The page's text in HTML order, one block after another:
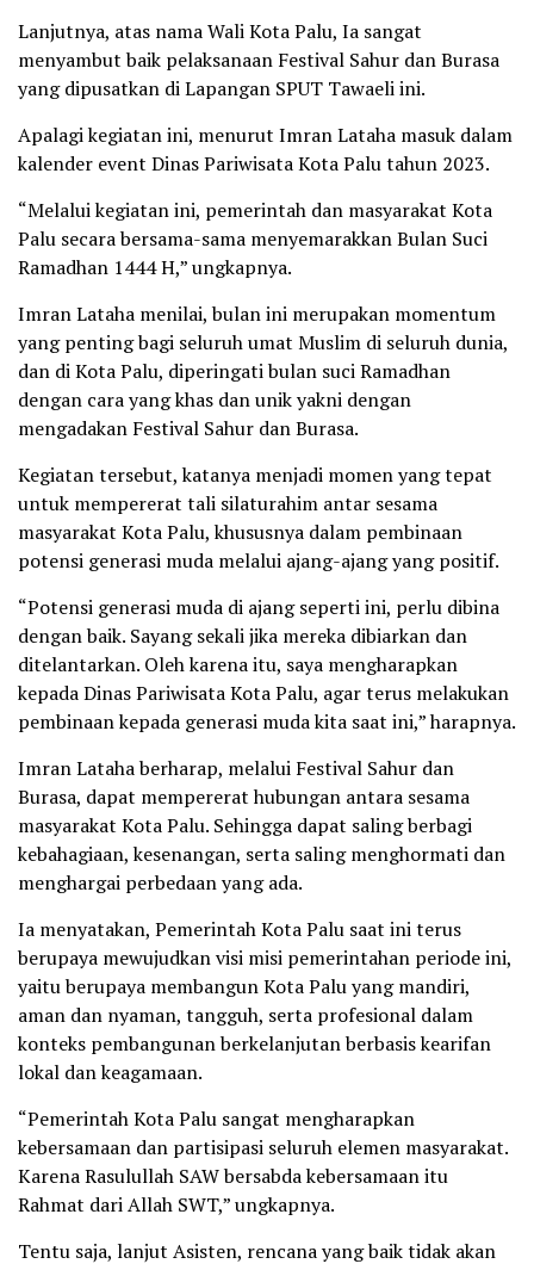
Lanjutnya, atas nama Wali Kota Palu, Ia sangat
menyambut baik pelaksanaan Festival Sahur dan Burasa
yang dipusatkan di Lapangan SPUT Tawaeli ini.
Apalagi kegiatan ini, menurut Imran Lataha masuk dalam
kalender event Dinas Pariwisata Kota Palu tahun 2023.
“Melalui kegiatan ini, pemerintah dan masyarakat Kota
Palu secara bersama-sama menyemarakkan Bulan Suci
Ramadhan 1444 H,” ungkapnya.
Imran Lataha menilai, bulan ini merupakan momentum
yang penting bagi seluruh umat Muslim di seluruh dunia,
dan di Kota Palu, diperingati bulan suci Ramadhan
dengan cara yang khas dan unik yakni dengan
mengadakan Festival Sahur dan Burasa.
Kegiatan tersebut, katanya menjadi momen yang tepat
untuk mempererat tali silaturahim antar sesama
masyarakat Kota Palu, khususnya dalam pembinaan
potensi generasi muda melalui ajang-ajang yang positif.
“Potensi generasi muda di ajang seperti ini, perlu dibina
dengan baik. Sayang sekali jika mereka dibiarkan dan
ditelantarkan. Oleh karena itu, saya mengharapkan
kepada Dinas Pariwisata Kota Palu, agar terus melakukan
pembinaan kepada generasi muda kita saat ini,” harapnya.
Imran Lataha berharap, melalui Festival Sahur dan
Burasa, dapat mempererat hubungan antara sesama
masyarakat Kota Palu. Sehingga dapat saling berbagi
kebahagiaan, kesenangan, serta saling menghormati dan
menghargai perbedaan yang ada.
Ia menyatakan, Pemerintah Kota Palu saat ini terus
berupaya mewujudkan visi misi pemerintahan periode ini,
yaitu berupaya membangun Kota Palu yang mandiri,
aman dan nyaman, tangguh, serta profesional dalam
konteks pembangunan berkelanjutan berbasis kearifan
lokal dan keagamaan.
“Pemerintah Kota Palu sangat mengharapkan
kebersamaan dan partisipasi seluruh elemen masyarakat.
Karena Rasulullah SAW bersabda kebersamaan itu
Rahmat dari Allah SWT,” ungkapnya.
Tentu saja, lanjut Asisten, rencana yang baik tidak akan